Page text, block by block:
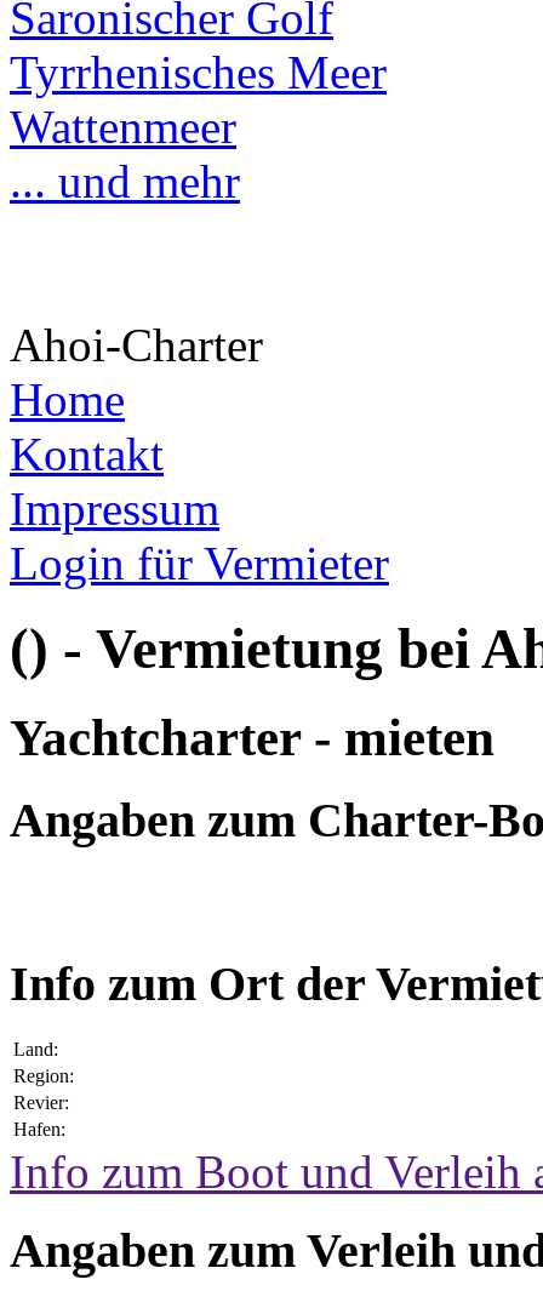
Saronischer Golf
Tyrrhenisches Meer
Wattenmeer
... und mehr
Ahoi-Charter
Home
Kontakt
Impressum
Login für Vermieter
() - Vermietung bei
Yachtcharter - mieten
Angaben zum Charter-
Info zum Ort der
Land:
Region:
Revier:
Hafen:
Info zum Boot und Verleih
Angaben zum Verleih